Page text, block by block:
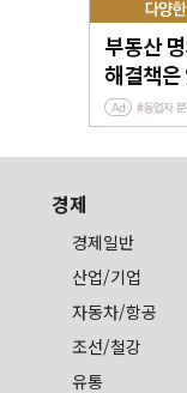
경제
경제일반
산업/기업
자동차/항공
조선/철강
유통